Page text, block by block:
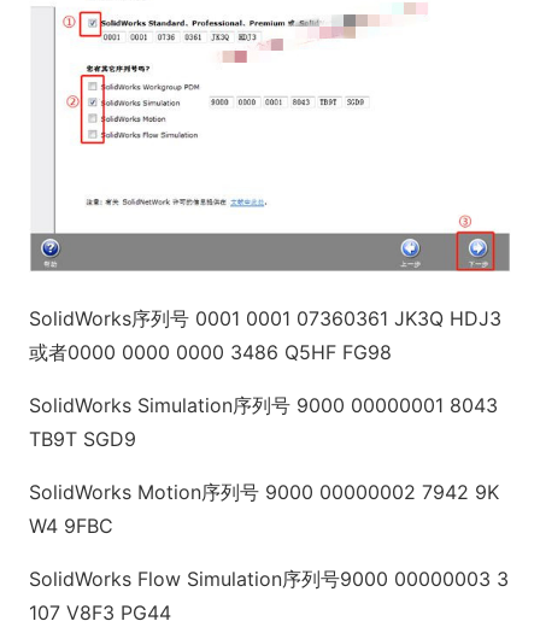
SolidWorks序列号 0001 0001 07360361 JK3Q HDJ3
或者0000 0000 0000 3486 Q5HF FG98
SolidWorks Simulation序列号 9000 00000001 8043
TB9T SGD9
SolidWorks Motion序列号 9000 00000002 7942 9K
W4 9FBC
SolidWorks Flow Simulation序列号9000 00000003 3
107 V8F3 PG44